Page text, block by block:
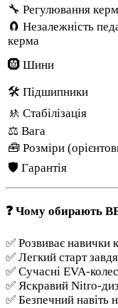
🔧 Регулювання
🧲 Незалежність
керма
🛞 Шини
🛠️ Підшипники
🚸 Стабілізація
⚖️ Вага
🧰 Розміри
🛡️ Гарантія
❓ Чому обирають
✅ Розвиває навички
✅ Легкий старт
✅ Сучасні EVA-
✅ Яскравий Nitro-
✅ Безпечний навіть